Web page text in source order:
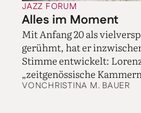
JAZZ FORUM
Alles im Moment
Mit Anfang 20 als
gerühmt, hat er
Stimme entwickelt:
„zeitgenössische
VONCHRISTINA M. BAUER